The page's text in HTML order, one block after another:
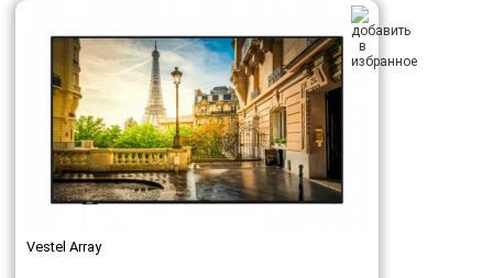
Vestel Array